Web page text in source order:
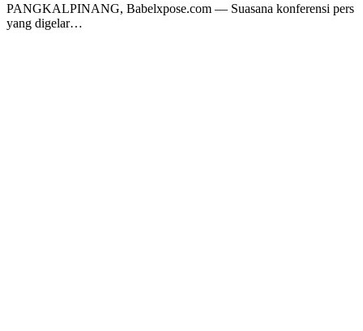
PANGKALPINANG, Babelxpose.com — Suasana konferensi pers
yang digelar…